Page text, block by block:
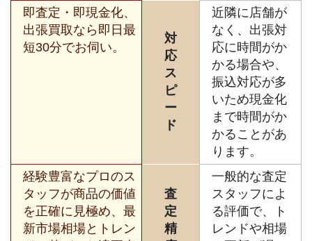
即査定・即現金化、
出張買取なら即日最
短30分でお伺い。
対
応
ス
ピ
ー
ド
近隣に店舗が
なく、出張対
応に時間がか
かる場合や、
振込対応が多
いため現金化
まで時間がか
かることがあ
ります。
経験豊富なプロのス
タッフが商品の価値
を正確に見極め、最
新市場相場とトレン
査
定
精
一般的な査定
スタッフによ
る評価で、ト
レンドや相場